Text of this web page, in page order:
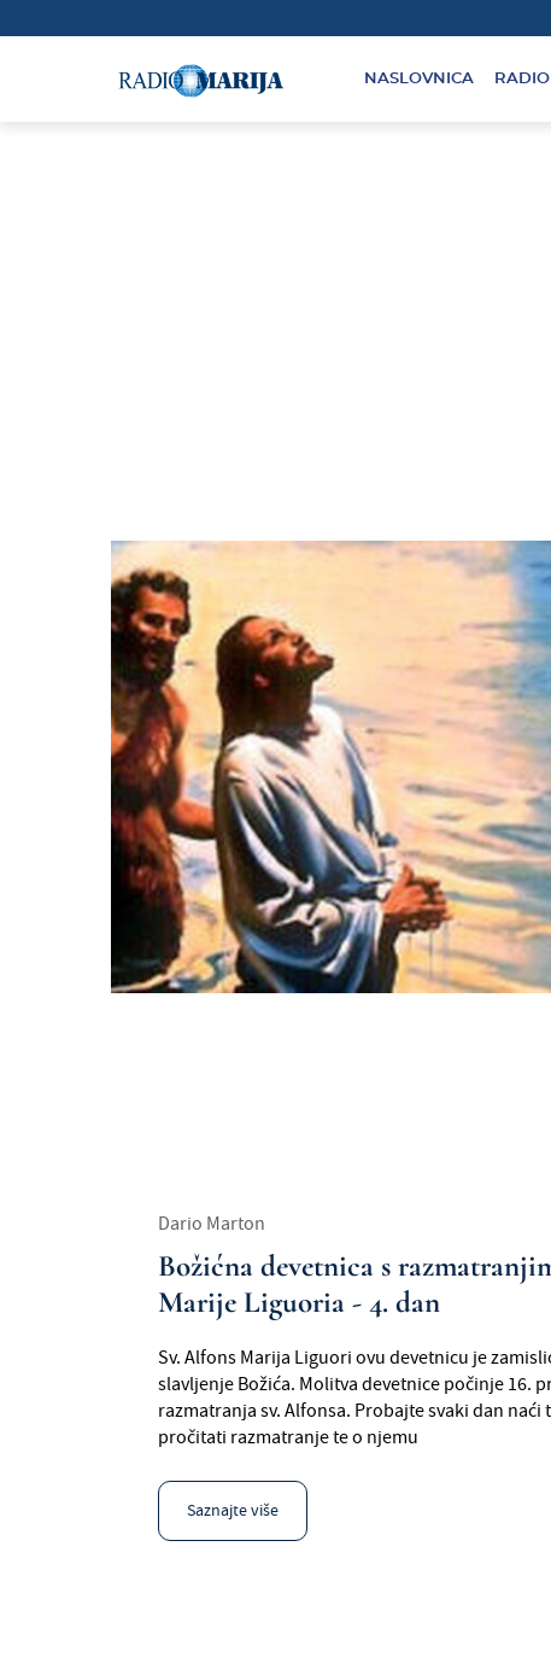
NASLOVNICA RADIO
Dario Marton
Božićna devetnica s
Marije Liguoria - 4. dan
Sv. Alfons Marija Liguori ovu devetnicu je
slavljenje Božića. Molitva devetnice počinje 16.
razmatranja sv. Alfonsa. Probajte svaki dan naći
pročitati razmatranje te o njemu
Saznajte više